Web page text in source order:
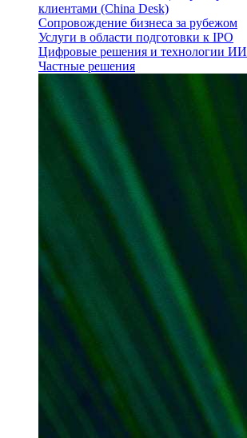
клиентами (China Desk)
Сопровождение бизнеса за рубежом
Услуги в области подготовки к IPO
Цифровые решения и технологии ИИ
Частные решения